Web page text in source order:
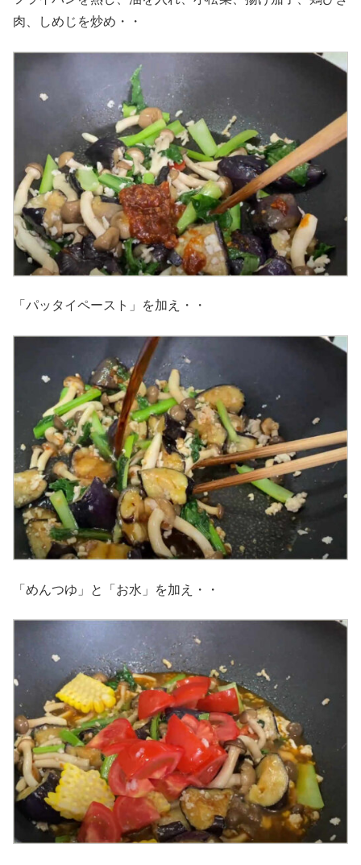
肉、しめじを炒め・・
「パッタイペースト」を加え・・
「めんつゆ」と「お水」を加え・・